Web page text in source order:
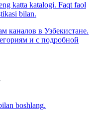
katta katalogi. Faqt faol
bilan.
каналов в Узбекистане.
и с подробной
boshlang.